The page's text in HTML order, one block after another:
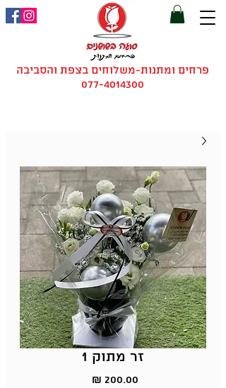
פרחים ומתנות-משלוחים בצפת והסביבה
077-4014300
זר מתוק 1